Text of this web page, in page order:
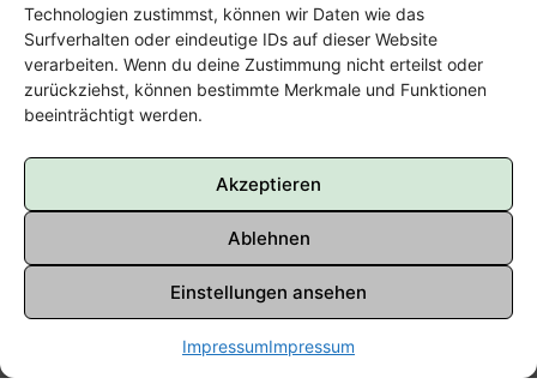
Technologien zustimmst, können wir Daten wie das
Surfverhalten oder eindeutige IDs auf dieser Website
verarbeiten. Wenn du deine Zustimmung nicht erteilst oder
zurückziehst, können bestimmte Merkmale und Funktionen
beeinträchtigt werden.
Akzeptieren
Ablehnen
Einstellungen ansehen
ImpressumImpressum
Offene Jugendarbeit - Easthouse
Tel:09131–302259
E-Mail:oja@treffpunkt-roethelheimpark.de